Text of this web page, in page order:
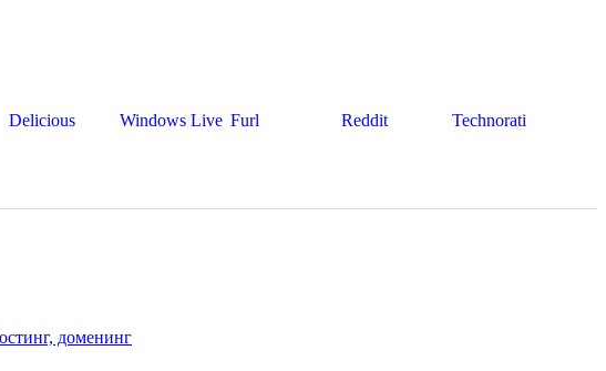
Delicious Windows Live Furl Reddit Technorati